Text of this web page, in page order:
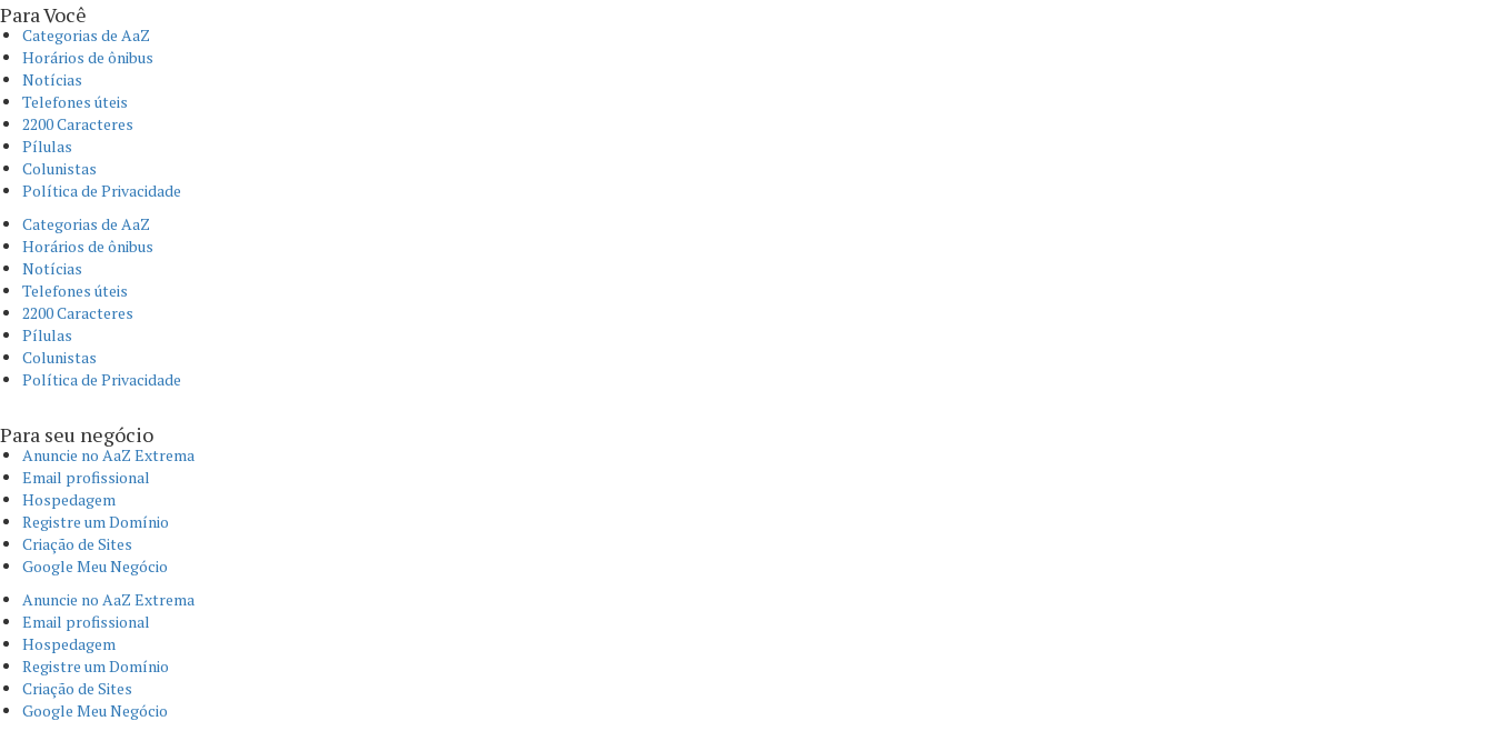
Para Você
Categorias de AaZ
Horários de ônibus
Notícias
Telefones úteis
2200 Caracteres
Pílulas
Colunistas
Política de Privacidade
Categorias de AaZ
Horários de ônibus
Notícias
Telefones úteis
2200 Caracteres
Pílulas
Colunistas
Política de Privacidade
Para seu negócio​
Anuncie no AaZ Extrema
Email profissional
Hospedagem
Registre um Domínio
Criação de Sites
Google Meu Negócio
Anuncie no AaZ Extrema
Email profissional
Hospedagem
Registre um Domínio
Criação de Sites
Google Meu Negócio